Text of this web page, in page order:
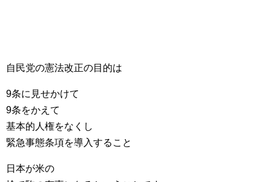
自民党の憲法改正の目的は
9条に見せかけて
9条をかえて
基本的人権をなくし
緊急事態条項を導入すること
日本が米の